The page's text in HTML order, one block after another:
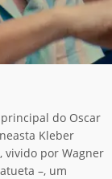
principal do Oscar
Kleber
vivido por Wagner
–, um